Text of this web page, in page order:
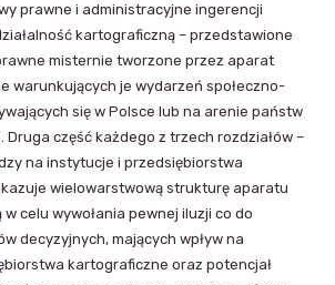
prawne i administracyjne ingerencji
kartograficzną – przedstawione
misternie tworzone przez aparat
warunkujących je wydarzeń społeczno-
się w Polsce lub na arenie państw
Druga część każdego z trzech rozdziałów –
na instytucje i przedsiębiorstwa
wielowarstwową strukturę aparatu
w celu wywołania pewnej iluzji co do
decyzyjnych, mających wpływ na
kartograficzne oraz potencjał